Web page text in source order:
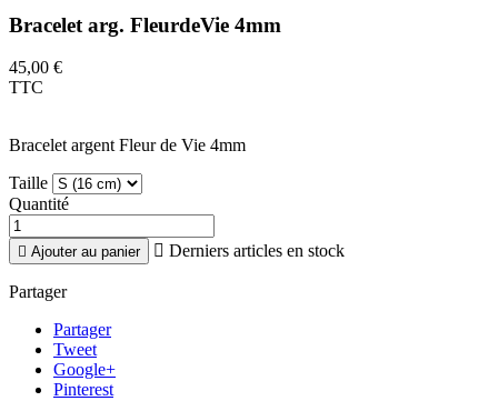
Bracelet arg. FleurdeVie 4mm
45,00 €
TTC
Bracelet argent Fleur de Vie 4mm
Taille
Quantité
 Ajouter au panier  Derniers articles en stock
Partager
Partager
Tweet
Google+
Pinterest